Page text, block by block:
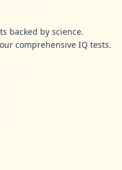
backed by science.
comprehensive IQ tests.